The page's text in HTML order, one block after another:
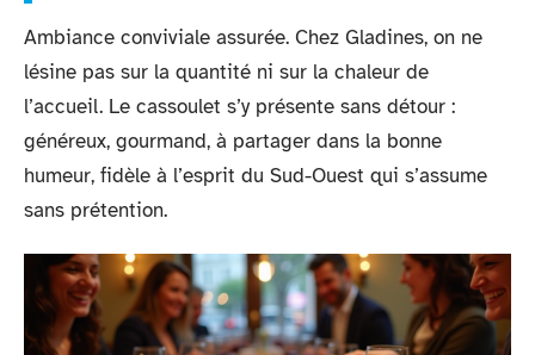
Ambiance conviviale assurée. Chez Gladines, on ne
lésine pas sur la quantité ni sur la chaleur de
l’accueil. Le cassoulet s’y présente sans détour :
généreux, gourmand, à partager dans la bonne
humeur, fidèle à l’esprit du Sud-Ouest qui s’assume
sans prétention.